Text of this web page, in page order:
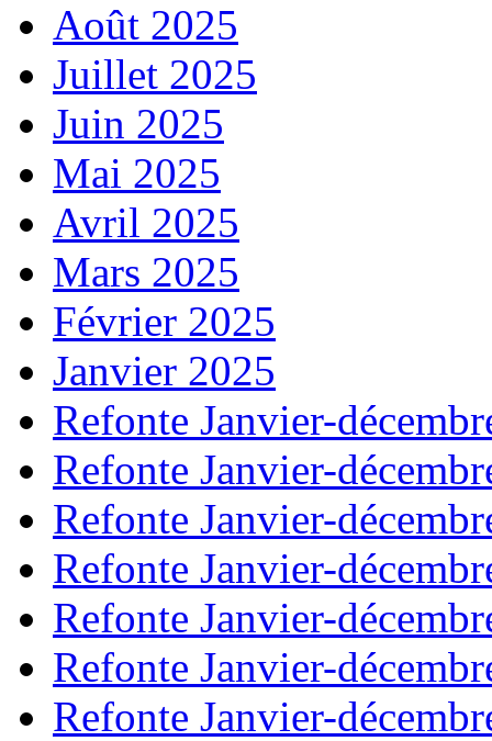
Août 2025
Juillet 2025
Juin 2025
Mai 2025
Avril 2025
Mars 2025
Février 2025
Janvier 2025
Refonte Janvier-
Refonte Janvier-
Refonte Janvier-
Refonte Janvier-
Refonte Janvier-
Refonte Janvier-
Refonte Janvier-